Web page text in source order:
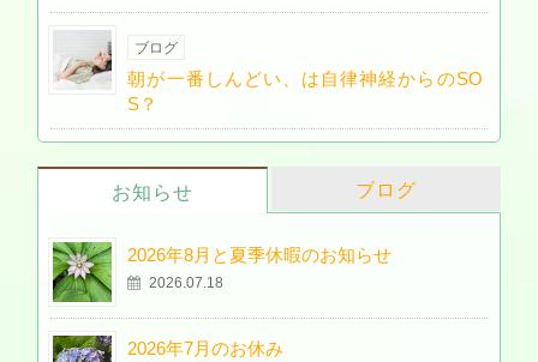
ブログ
朝が一番しんどい、は自律神経からのSO
S？
お知らせ ブログ
2026年8月と夏季休暇のお知らせ
2026.07.18
2026年7月のお休み